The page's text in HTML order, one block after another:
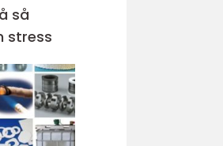
stress